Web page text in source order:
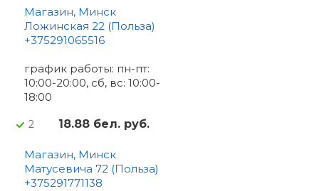
Магазин, Минск
Ложинская 22 (Польза)
+375291065516
график работы: пн-пт:
10:00-20:00, сб, вс: 10:00-
18:00
2 18.88 бел. руб.
Магазин, Минск
Матусевича 72 (Польза)
+375291771138